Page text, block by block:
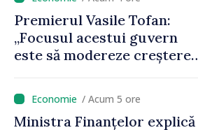
Premierul Vasile Tofan:
„Focusul acestui guvern
este să modereze creșterea
/ Acum 5 ore
Ministra Finanțelor explică